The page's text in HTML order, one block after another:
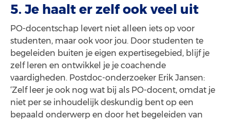
5. Je haalt er zelf ook veel uit
PO-docentschap levert niet alleen iets op voor
studenten, maar ook voor jou. Door studenten te
begeleiden buiten je eigen expertisegebied, blijf je
zelf leren en ontwikkel je je coachende
vaardigheden. Postdoc-onderzoeker Erik Jansen:
‘Zelf leer je ook nog wat bij als PO-docent, omdat je
niet per se inhoudelijk deskundig bent op een
bepaald onderwerp en door het begeleiden van